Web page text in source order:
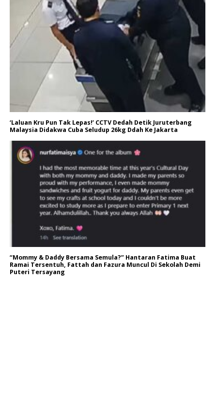
‘Laluan Kru Pun Tak Lepas!’ CCTV Dedah Detik Juruterbang
Malaysia Didakwa Cuba Seludup 26kg Ddah Ke Jakarta
“Mommy & Daddy Bersama Semula?” Hantaran Fatima Buat
Ramai Tersentuh, Fattah dan Fazura Muncul Di Sekolah Demi
Puteri Tersayang